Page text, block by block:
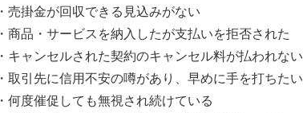
・売掛金が回収できる見込みがない
・商品・サービスを納入したが支払いを拒否された
・キャンセルされた契約のキャンセル料が払われない
・取引先に信用不安の噂があり、早めに手を打ちたい
・何度催促しても無視され続けている